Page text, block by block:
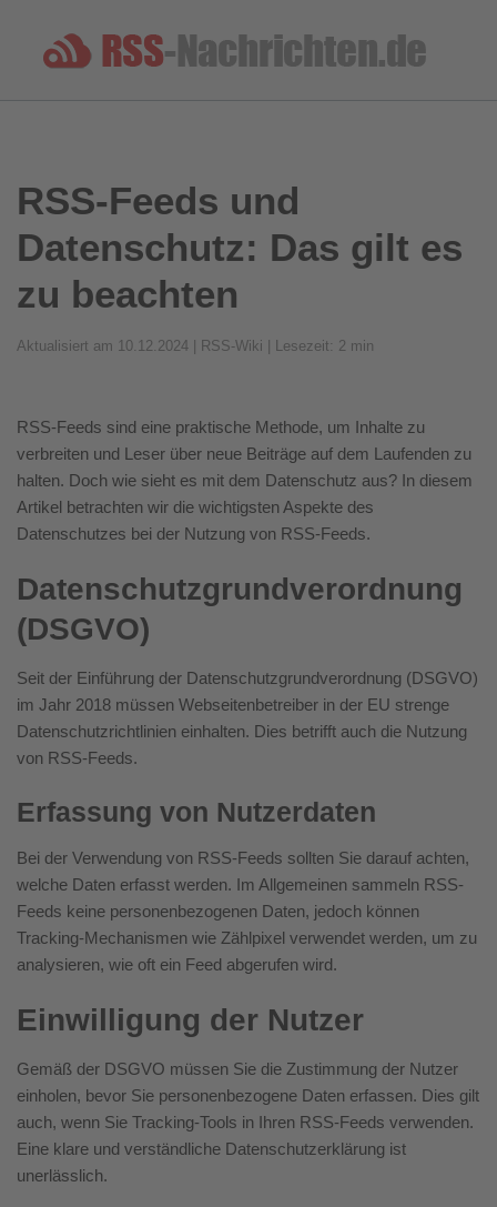
RSS-Feeds und
Datenschutz: Das gilt es
zu beachten
Aktualisiert am 10.12.2024 | RSS-Wiki | Lesezeit: 2 min
RSS-Feeds sind eine praktische Methode, um Inhalte zu
verbreiten und Leser über neue Beiträge auf dem Laufenden zu
halten. Doch wie sieht es mit dem Datenschutz aus? In diesem
Artikel betrachten wir die wichtigsten Aspekte des
Datenschutzes bei der Nutzung von RSS-Feeds.
Datenschutzgrundverordnung
(DSGVO)
Seit der Einführung der Datenschutzgrundverordnung (DSGVO)
im Jahr 2018 müssen Webseitenbetreiber in der EU strenge
Datenschutzrichtlinien einhalten. Dies betrifft auch die Nutzung
von RSS-Feeds.
Erfassung von Nutzerdaten
Bei der Verwendung von RSS-Feeds sollten Sie darauf achten,
welche Daten erfasst werden. Im Allgemeinen sammeln RSS-
Feeds keine personenbezogenen Daten, jedoch können
Tracking-Mechanismen wie Zählpixel verwendet werden, um zu
analysieren, wie oft ein Feed abgerufen wird.
Einwilligung der Nutzer
Gemäß der DSGVO müssen Sie die Zustimmung der Nutzer
einholen, bevor Sie personenbezogene Daten erfassen. Dies gilt
auch, wenn Sie Tracking-Tools in Ihren RSS-Feeds verwenden.
Eine klare und verständliche Datenschutzerklärung ist
unerlässlich.